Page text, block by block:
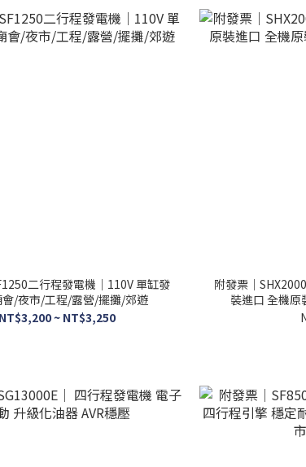
二行程發電機｜110V 單缸發
會/夜市/工程/露營/擺攤/郊遊
NT$3,200 ~ NT$3,250
附發票｜
裝進口 全機原